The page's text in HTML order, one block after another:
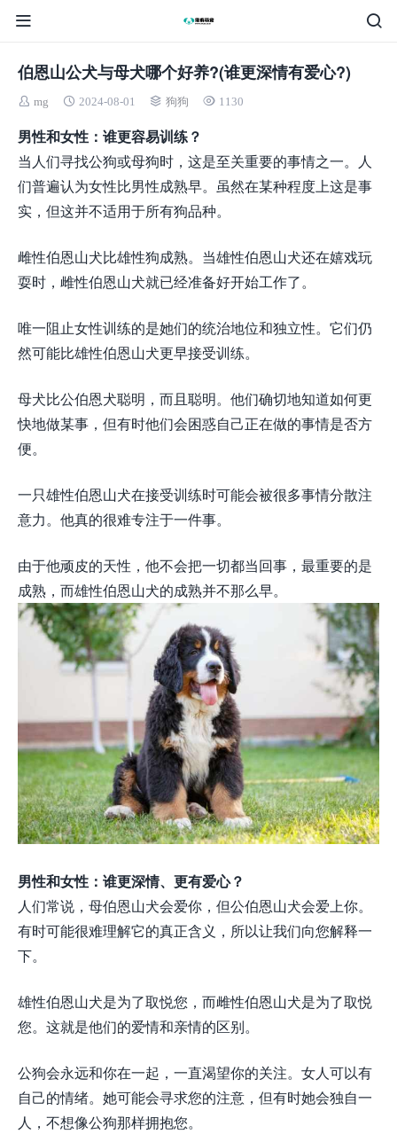
伯恩山公犬与母犬哪个好养?(谁更深情有爱心?)
mg 2024-08-01 狗狗 1130
男性和女性：谁更容易训练？
当人们寻找公狗或母狗时，这是至关重要的事情之一。人
们普遍认为女性比男性成熟早。虽然在某种程度上这是事
实，但这并不适用于所有狗品种。
雌性伯恩山犬比雄性狗成熟。当雄性伯恩山犬还在嬉戏玩
耍时，雌性伯恩山犬就已经准备好开始工作了。
唯一阻止女性训练的是她们的统治地位和独立性。它们仍
然可能比雄性伯恩山犬更早接受训练。
母犬比公伯恩犬聪明，而且聪明。他们确切地知道如何更
快地做某事，但有时他们会困惑自己正在做的事情是否方
便。
一只雄性伯恩山犬在接受训练时可能会被很多事情分散注
意力。他真的很难专注于一件事。
由于他顽皮的天性，他不会把一切都当回事，最重要的是
成熟，而雄性伯恩山犬的成熟并不那么早。
男性和女性：谁更深情、更有爱心？
人们常说，母伯恩山犬会爱你，但公伯恩山犬会爱上你。
有时可能很难理解它的真正含义，所以让我们向您解释一
下。
雄性伯恩山犬是为了取悦您，而雌性伯恩山犬是为了取悦
您。这就是他们的爱情和亲情的区别。
公狗会永远和你在一起，一直渴望你的关注。女人可以有
自己的情绪。她可能会寻求您的注意，但有时她会独自一
人，不想像公狗那样拥抱您。